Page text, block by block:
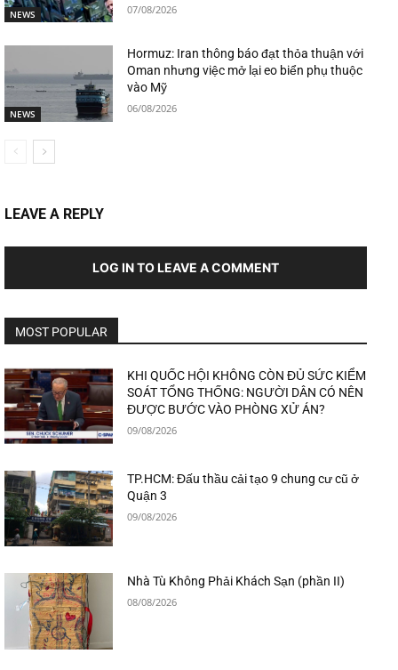
NEWS 07/08/2026
NEWS
Hormuz: Iran thông báo đạt thỏa thuận với
Oman nhưng việc mở lại eo biển phụ thuộc
vào Mỹ
06/08/2026
LEAVE A REPLY
LOG IN TO LEAVE A COMMENT
MOST POPULAR
KHI QUỐC HỘI KHÔNG CÒN ĐỦ SỨC KIỂM
SOÁT TỔNG THỐNG: NGƯỜI DÂN CÓ NÊN
ĐƯỢC BƯỚC VÀO PHÒNG XỬ ÁN?
09/08/2026
TP.HCM: Đấu thầu cải tạo 9 chung cư cũ ở
Quận 3
09/08/2026
Nhà Tù Không Phải Khách Sạn (phần II)
08/08/2026